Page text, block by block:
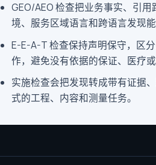
GEO/AEO 检查把业务事实、引
境、服务区域语言和跨语言发现能
E-E-A-T 检查保持声明保守，区
作，避免没有依据的保证、医疗或
实施检查会把发现转成带有证据
式的工程、内容和测量任务。